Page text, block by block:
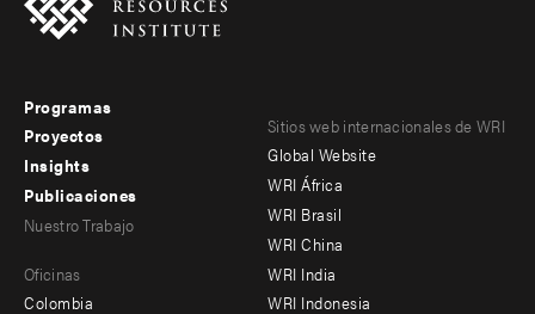
Footer
menu
-
Programas
Proyectos
Insights
Publicaciones
menu
Nuestro Trabajo
Oficinas
Colombia
Footer
menu
-
Offices
Sitios web internacionales de WRI
Global Website
WRI África
WRI Brasil
WRI China
WRI India
WRI Indonesia